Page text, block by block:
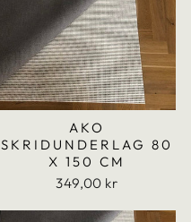
AKO
SKRIDUNDERLAG 80
X 150 CM
349,00 kr